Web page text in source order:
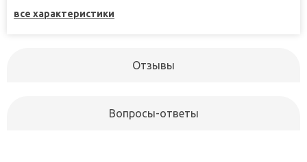
все характеристики
Отзывы
Вопросы-ответы